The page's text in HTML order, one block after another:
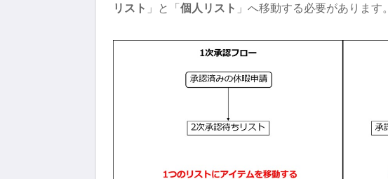
リスト 」と「個人リスト 」へ移動する必要があります。